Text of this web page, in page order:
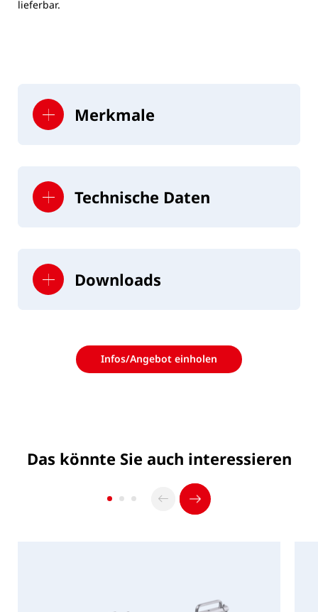
lieferbar.
Merkmale
Manuell
Die Kapazität ist u.a. abhängig vom Produkt.
Technische Daten
LxBxH
Die angegebenen Daten sind Standard-Angaben.
Darüber hinaus ist z.B. eine Anpassung an andere
Versorgernetze (z.B. 230V/60 Hz) optional möglich
Downloads
PDF VorschauInfos/Angebot einholen
Das könnte Sie auch interessieren